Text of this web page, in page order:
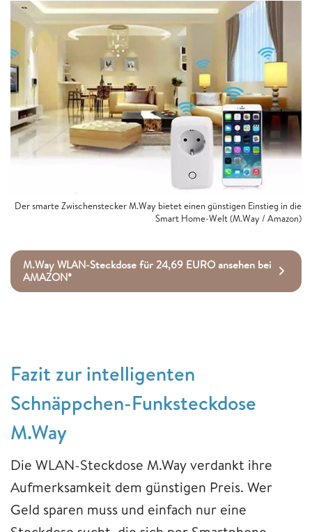
Der smarte Zwischenstecker M.Way bietet einen günstigen Einstieg in die
Smart Home-Welt (M.Way / Amazon)
M.Way WLAN-Steckdose für 24,69 EURO ansehen bei
AMAZON*
Fazit zur intelligenten
Schnäppchen-Funksteckdose
M.Way
Die WLAN-Steckdose M.Way verdankt ihre
Aufmerksamkeit dem günstigen Preis. Wer
Geld sparen muss und einfach nur eine